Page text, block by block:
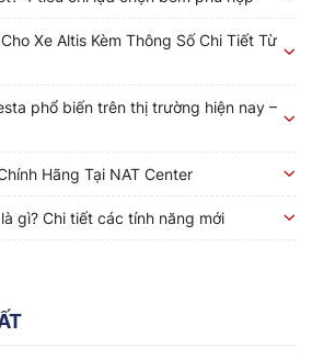
Xe Altis Kèm Thông Số Chi Tiết Từ
phổ biến trên thị trường hiện nay –
Hãng Tại NAT Center
gì? Chi tiết các tính năng mới